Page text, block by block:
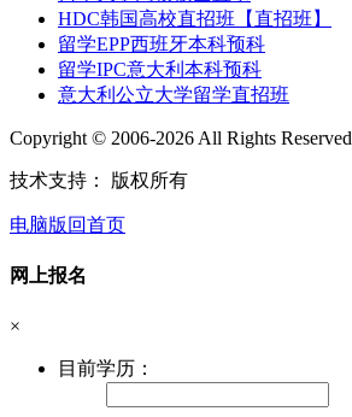
HDC韩国高校直招班【直招班】
留学EPP西班牙本科预科
留学IPC意大利本科预科
意大利公立大学留学直招班
Copyright © 2006-2026 All Rights Reserved
技术支持： 版权所有
电脑版 回首页
网上报名
×
目前学历：